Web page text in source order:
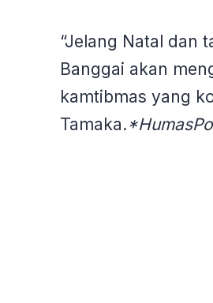
“Jelang Natal dan
Banggai akan
kamtibmas yang
Tamaka.